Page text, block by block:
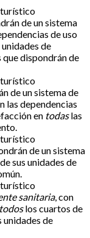
turístico
de un sistema
de uso
de
dispondrán de
turístico
de un sistema de
las dependencias
en todaslas
turístico
de un sistema
sus unidades de
turístico
sanitaria, con
todoslos cuartos de
unidades de